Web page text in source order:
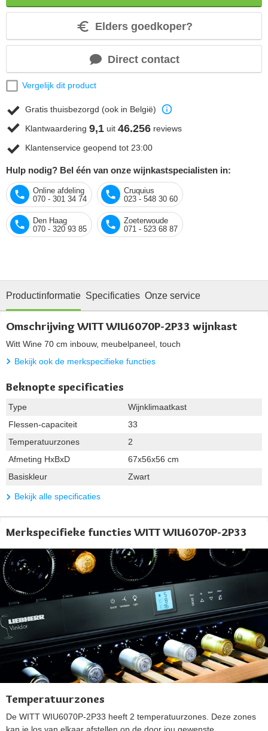
Elders goedkoper?
Direct contact
Vergelijk dit product
Gratis thuisbezorgd (ook in België)
Klantwaardering 9,1 uit 46.256 reviews
Klantenservice geopend tot 23:00
Hulp nodig? Bel één van onze wijnkastspecialisten in:
Online afdeling
070 - 301 34 74
Cruquius
023 - 548 30 60
Den Haag
070 - 320 93 85
Zoeterwoude
071 - 523 68 87
Productinformatie Specificaties Onze service
Omschrijving WITT WIU6070P-2P33 wijnkast
Witt Wine 70 cm inbouw, meubelpaneel, touch
Bekijk ook de merkspecifieke functies
Beknopte specificaties
Type
Wijnklimaatkast
Flessen-capaciteit
33
Temperatuurzones
2
Afmeting HxBxD
67x56x56 cm
Basiskleur
Zwart
Bekijk alle specificaties
Merkspecifieke functies WITT WIU6070P-2P33
Temperatuurzones
De WITT WIU6070P-2P33 heeft 2 temperatuurzones. Deze zones